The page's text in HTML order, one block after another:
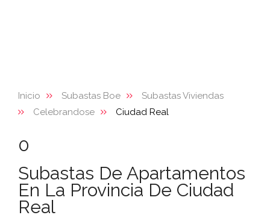
Inicio Subastas Boe
Subastas Viviendas
Celebrandose
Ciudad Real
0
Subastas De Apartamentos
En La Provincia De Ciudad
Real